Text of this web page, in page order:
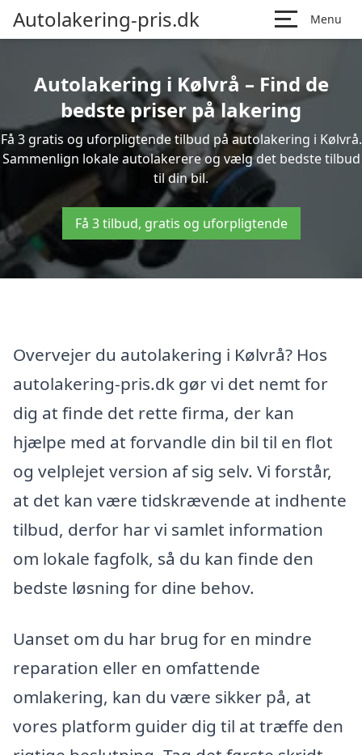
Autolakering-pris.dk Menu
Autolakering i Kølvrå – Find de
bedste priser på lakering
Få 3 gratis og uforpligtende tilbud på autolakering i Kølvrå.
Sammenlign lokale autolakerere og vælg det bedste tilbud
til din bil.
Få 3 tilbud, gratis og uforpligtende
Overvejer du autolakering i Kølvrå? Hos
autolakering-pris.dk gør vi det nemt for
dig at finde det rette firma, der kan
hjælpe med at forvandle din bil til en flot
og velplejet version af sig selv. Vi forstår,
at det kan være tidskrævende at indhente
tilbud, derfor har vi samlet information
om lokale fagfolk, så du kan finde den
bedste løsning for dine behov.
Uanset om du har brug for en mindre
reparation eller en omfattende
omlakering, kan du være sikker på, at
vores platform guider dig til at træffe den